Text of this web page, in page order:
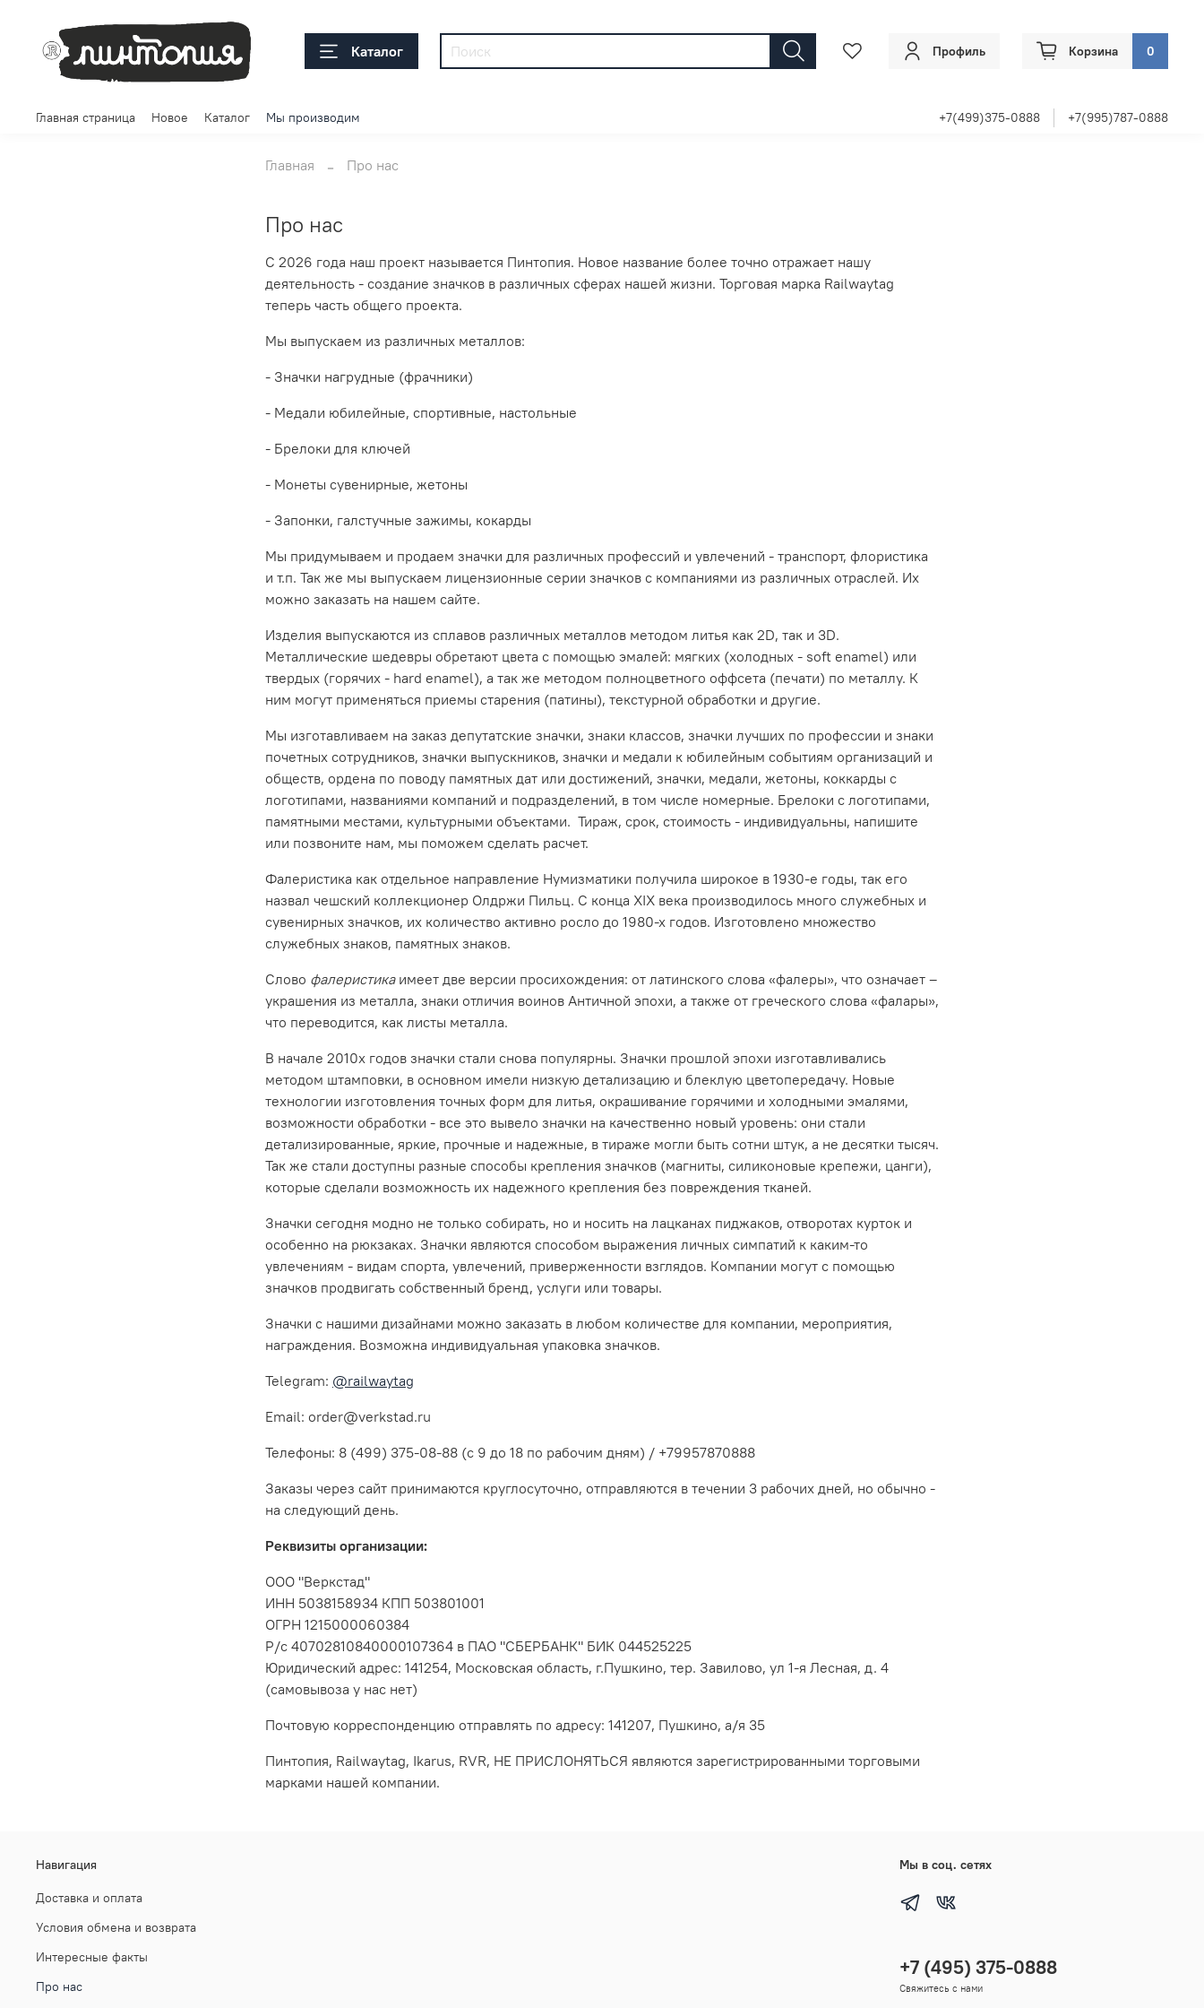
Каталог Профиль Корзина 0
Главная страница Новое Каталог Мы производим +7(499)375-0888 +7(995)787-0888
Главная Про нас
Про нас
С 2026 года наш проект называется Пинтопия. Новое название более точно отражает нашу
деятельность - создание значков в различных сферах нашей жизни. Торговая марка Railwaytag
теперь часть общего проекта.
Мы выпускаем из различных металлов:
- Значки нагрудные (фрачники)
- Медали юбилейные, спортивные, настольные
- Брелоки для ключей
- Монеты сувенирные, жетоны
- Запонки, галстучные зажимы, кокарды
Мы придумываем и продаем значки для различных профессий и увлечений - транспорт, флористика
и т.п. Так же мы выпускаем лицензионные серии значков с компаниями из различных отраслей. Их
можно заказать на нашем сайте.
Изделия выпускаются из сплавов различных металлов методом литья как 2D, так и 3D.
Металлические шедевры обретают цвета с помощью эмалей: мягких (холодных - soft enamel) или
твердых (горячих - hard enamel), а так же методом полноцветного оффсета (печати) по металлу. К
ним могут применяться приемы старения (патины), текстурной обработки и другие.
Мы изготавливаем на заказ депутатские значки, знаки классов, значки лучших по профессии и знаки
почетных сотрудников, значки выпускников, значки и медали к юбилейным событиям организаций и
обществ, ордена по поводу памятных дат или достижений, значки, медали, жетоны, коккарды с
логотипами, названиями компаний и подразделений, в том числе номерные. Брелоки с логотипами,
памятными местами, культурными объектами. Тираж, срок, стоимость - индивидуальны, напишите
или позвоните нам, мы поможем сделать расчет.
Фалеристика как отдельное направление Нумизматики получила широкое в 1930-е годы, так его
назвал чешский коллекционер Олдржи Пильц. С конца XIX века производилось много служебных и
сувенирных значков, их количество активно росло до 1980-х годов. Изготовлено множество
служебных знаков, памятных знаков.
Слово фалеристикаимеет две версии просихождения: от латинского слова «фалеры», что означает –
украшения из металла, знаки отличия воинов Античной эпохи, а также от греческого слова «фалары»,
что переводится, как листы металла.
В начале 2010х годов значки стали снова популярны. Значки прошлой эпохи изготавливались
методом штамповки, в основном имели низкую детализацию и блеклую цветопередачу. Новые
технологии изготовления точных форм для литья, окрашивание горячими и холодными эмалями,
возможности обработки - все это вывело значки на качественно новый уровень: они стали
детализированные, яркие, прочные и надежные, в тираже могли быть сотни штук, а не десятки тысяч.
Так же стали доступны разные способы крепления значков (магниты, силиконовые крепежи, цанги),
которые сделали возможность их надежного крепления без повреждения тканей.
Значки сегодня модно не только собирать, но и носить на лацканах пиджаков, отворотах курток и
особенно на рюкзаках. Значки являются способом выражения личных симпатий к каким-то
увлечениям - видам спорта, увлечений, приверженности взглядов. Компании могут с помощью
значков продвигать собственный бренд, услуги или товары.
Значки с нашими дизайнами можно заказать в любом количестве для компании, мероприятия,
награждения. Возможна индивидуальная упаковка значков.
Telegram: @railwaytag
Email: order@verkstad.ru
Телефоны: 8 (499) 375-08-88 (с 9 до 18 по рабочим дням) / +79957870888
Заказы через сайт принимаются круглосуточно, отправляются в течении 3 рабочих дней, но обычно -
на следующий день.
Реквизиты организации:
ООО "Веркстад"
ИНН 5038158934 КПП 503801001
ОГРН 1215000060384
Р/c 40702810840000107364 в ПАО "СБЕРБАНК" БИК 044525225
Юридический адрес: 141254, Московская область, г.Пушкино, тер. Завилово, ул 1-я Лесная, д. 4
(самовывоза у нас нет)
Почтовую корреспонденцию отправлять по адресу: 141207, Пушкино, а/я 35
Пинтопия, Railwaytag, Ikarus, RVR, НЕ ПРИСЛОНЯТЬСЯ являются зарегистрированными торговыми
марками нашей компании.
Навигация
Доставка и оплата
Условия обмена и возврата
Интересные факты
Про нас
Мы в соц. сетях
+7 (495) 375-0888
Свяжитесь с нами